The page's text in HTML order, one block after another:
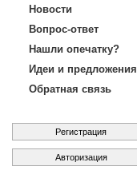
Новости
Вопрос-ответ
Нашли опечатку?
Идеи и предложения
Обратная связь
Регистрация
Авторизация